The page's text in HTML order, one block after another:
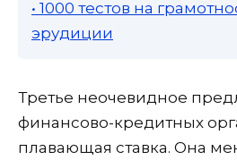
• 1000 тестов на
эрудиции
Третье неочевидное
финансово-кредитных
плавающая ставка. Она